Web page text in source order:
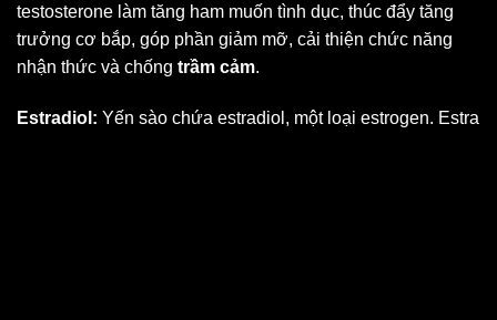
testosterone làm tăng ham muốn tình dục, thúc đẩy tăng
trưởng cơ bắp, góp phần giảm mỡ, cải thiện chức năng
nhận thức và chống trầm cảm.
Estradiol: Yến sào chứa estradiol, một loại estrogen. Estra